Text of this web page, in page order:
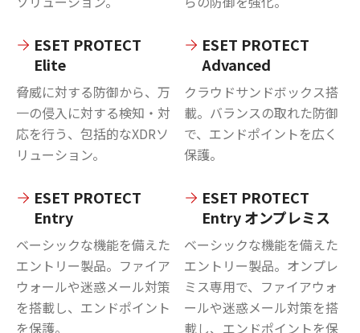
ESET PROTECT
Elite
脅威に対する防御から、万
一の侵入に対する検知・対
応を行う、包括的なXDRソ
リューション。
ESET PROTECT
Advanced
クラウドサンドボックス搭
載。バランスの取れた防御
で、エンドポイントを広く
保護。
ESET PROTECT
Entry
ベーシックな機能を備えた
エントリー製品。ファイア
ウォールや迷惑メール対策
を搭載し、エンドポイント
を保護。
ESET PROTECT
Entry オンプレミス
ベーシックな機能を備えた
エントリー製品。オンプレ
ミス専用で、ファイアウォ
ールや迷惑メール対策を搭
載し、エンドポイントを保